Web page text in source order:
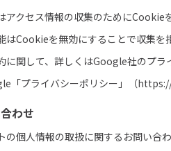
アクセス情報の収集のためにCookie
はCookieを無効にすることで収集を
に関して、詳しくはGoogle社のプラ
「プライバシーポリシー」（
わせ
の個人情報の取扱に関するお問い合